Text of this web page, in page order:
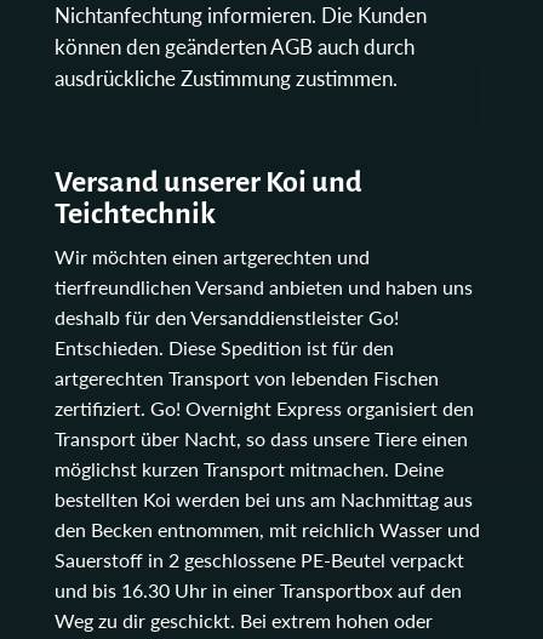
Nichtanfechtung informieren. Die Kunden
können den geänderten AGB auch durch
ausdrückliche Zustimmung zustimmen.
Versand unserer Koi und
Teichtechnik
Wir möchten einen artgerechten und
tierfreundlichen Versand anbieten und haben uns
deshalb für den Versanddienstleister Go!
Entschieden. Diese Spedition ist für den
artgerechten Transport von lebenden Fischen
zertifiziert. Go! Overnight Express organisiert den
Transport über Nacht, so dass unsere Tiere einen
möglichst kurzen Transport mitmachen. Deine
bestellten Koi werden bei uns am Nachmittag aus
den Becken entnommen, mit reichlich Wasser und
Sauerstoff in 2 geschlossene PE-Beutel verpackt
und bis 16.30 Uhr in einer Transportbox auf den
Weg zu dir geschickt. Bei extrem hohen oder